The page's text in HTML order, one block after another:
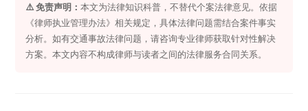
⚠️ 免责声明：本文为法律知识科普，不替代个案法律意见。依据
《律师执业管理办法》相关规定，具体法律问题需结合案件事实
分析。如有交通事故法律问题，请咨询专业律师获取针对性解决
方案。本文内容不构成律师与读者之间的法律服务合同关系。